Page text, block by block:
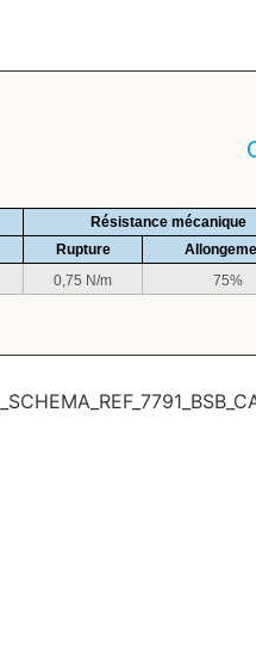
Résistance mécanique
Rupture
0,75 N/m 75%